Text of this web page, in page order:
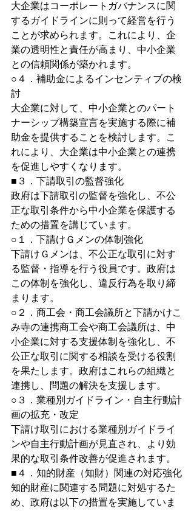
大企業はコーポレートガバナンスに関
するガイドラインに則って経営を行う
ことが求められます。これにより、企
業の透明性と責任が高まり、中小企業
との信頼関係が築かれます。
○４．補助金によるインセンティブの検
討
大企業に対して、中小企業とのパート
ナーシップ構築宣言を実施する際に補
助金を提供することを検討します。こ
れにより、大企業は中小企業との連携
を促進しやすくなります。
■３．下請取引の監督強化
政府は下請取引の監督を強化し、不公
正な取引条件から中小企業を保護する
ための措置を講じています。
○１．下請けＧメンの体制強化
下請けＧメンは、不公正な取引に対す
る監督・指導を行う役員です。政府は
この体制を強化し、違反行為を取り締
まります。
○２．商工会・商工会議所と下請かけこ
み寺の連携商工会や商工会議所は、中
小企業に対する支援体制を強化し、不
公正な取引に関する相談を受ける役割
を果たします。政府はこれらの組織と
連携し、問題の解決を支援します。
○３．業種別ガイドライン・自主行動計
画の拡充・改定
下請け取引における業種別ガイドライ
ンや自主行動計画が見直され、より効
果的な取引条件改善が促進されます。
■４．知的財産（知財）関連の対応強化
知的財産に関連する問題に対処するた
め、政府は以下の措置を実施していま